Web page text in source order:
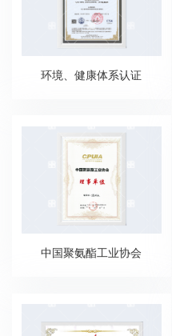
环境、健康体系认证
中国聚氨酯工业协会